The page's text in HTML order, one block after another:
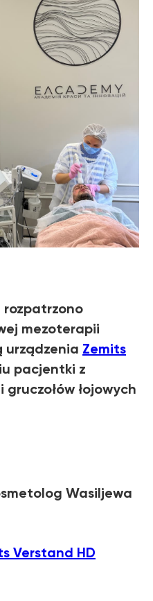
rozpatrzono
mezoterapii
urządzenia Zemits
pacjentki z
łojowych
Wasiljewa
Verstand HD